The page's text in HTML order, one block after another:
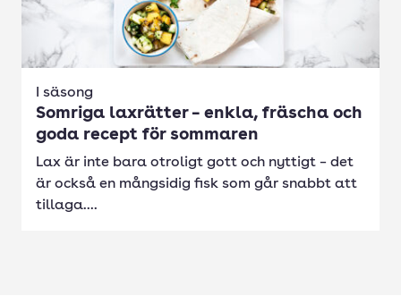
I säsong
Somriga laxrätter – enkla, fräscha och
goda recept för sommaren
Lax är inte bara otroligt gott och nyttigt – det
är också en mångsidig fisk som går snabbt att
tillaga....